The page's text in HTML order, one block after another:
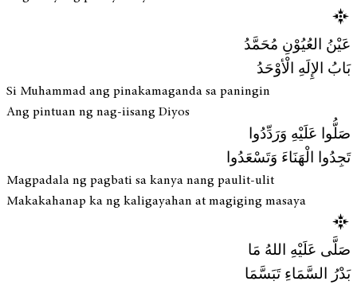
عَيْنُ العُيُوْنِ مُحَمَّدُ
بَابُ الإِلَهِ الْأوْحَدُ
Si Muhammad ang pinakamaganda sa paningin
Ang pintuan ng nag-iisang Diyos
صَلُّوا عَلَيْهِ وَرَدِّدُوا
تَجِدُوا الْهَنَاءَ وَتَسْعَدُوا
Magpadala ng pagbati sa kanya nang paulit-ulit
Makakahanap ka ng kaligayahan at magiging masaya
صَلَّى عَلَيْهِ اللهُ مَا
بَدْرُ السَّمَاءِ تَبَسَّمَا